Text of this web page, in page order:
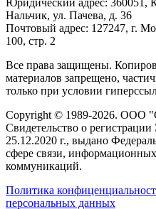
Нальчик, ул. Пачева, д. 36
Почтовый адрес: 127247, г.
100, стр. 2
Все права защищены.
материалов запрещено,
только при условии
Copyright © 1989-2026. ООО
Свидетельство о
25.12.2020 г., выдано
сфере связи,
коммуникаций.
Политика
персональных данных